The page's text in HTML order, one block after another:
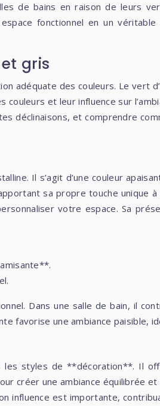
de bains en raison de leurs
fonctionnel en un
gris
adéquate des couleurs. Le vert
et leur influence sur
déclinaisons, et comprendre
Il s’agit d’une couleur
sa propre touche
votre espace. Sa
Dans une salle de bain, il
favorise une ambiance paisible,
styles de **décoration**. Il
créer une ambiance équilibrée
influence est importante,